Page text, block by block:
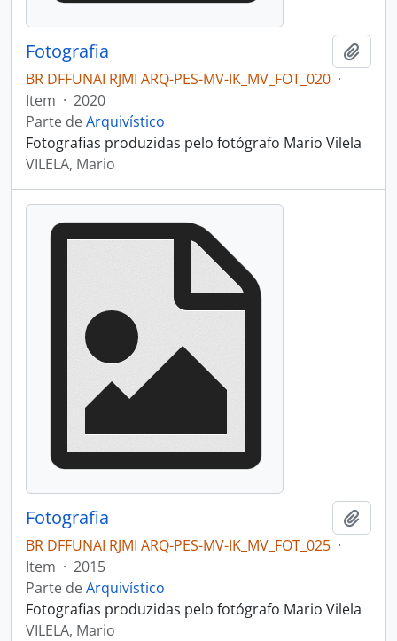
Fotografia
BR DFFUNAI RJMI ARQ-PES-MV-IK_MV_FOT_020 ·
Item · 2020
Parte deArquivístico
Fotografias produzidas pelo fotógrafo Mario Vilela
VILELA, Mario
Fotografia
BR DFFUNAI RJMI ARQ-PES-MV-IK_MV_FOT_025 ·
Item · 2015
Parte deArquivístico
Fotografias produzidas pelo fotógrafo Mario Vilela
VILELA, Mario